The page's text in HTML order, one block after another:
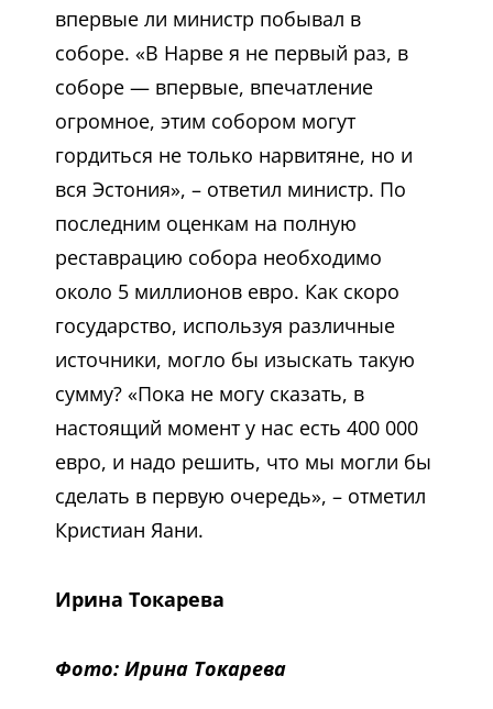
впервые ли министр побывал в
соборе. «В Нарве я не первый раз, в
соборе — впервые, впечатление
огромное, этим собором могут
гордиться не только нарвитяне, но и
вся Эстония», – ответил министр. По
последним оценкам на полную
реставрацию собора необходимо
около 5 миллионов евро. Как скоро
государство, используя различные
источники, могло бы изыскать такую
сумму? «Пока не могу сказать, в
настоящий момент у нас есть 400 000
евро, и надо решить, что мы могли бы
сделать в первую очередь», – отметил
Кристиан Яани.
Ирина Токарева
Фото: Ирина Токарева